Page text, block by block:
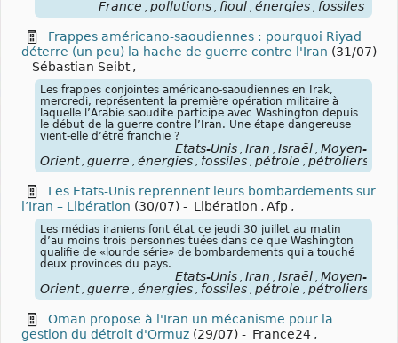
France , pollutions , fioul , énergies , fossiles
Frappes américano-saoudiennes : pourquoi Riyad
déterre (un peu) la hache de guerre contre l'Iran (31/07)
- Sébastian Seibt ,
Les frappes conjointes américano-saoudiennes en Irak,
mercredi, représentent la première opération militaire à
laquelle l’Arabie saoudite participe avec Washington depuis
le début de la guerre contre l’Iran. Une étape dangereuse
vient-elle d’être franchie ?
États-Unis , Iran , Israël , Moyen-
Orient , guerre , énergies , fossiles , pétrole , pétroliers
Les Etats-Unis reprennent leurs bombardements sur
l’Iran – Libération (30/07) - Libération , Afp ,
Les médias iraniens font état ce jeudi 30 juillet au matin
d’au moins trois personnes tuées dans ce que Washington
qualifie de «lourde série» de bombardements qui a touché
deux provinces du pays.
États-Unis , Iran , Israël , Moyen-
Orient , guerre , énergies , fossiles , pétrole , pétroliers
Oman propose à l'Iran un mécanisme pour la
gestion du détroit d'Ormuz (29/07) - France24 ,